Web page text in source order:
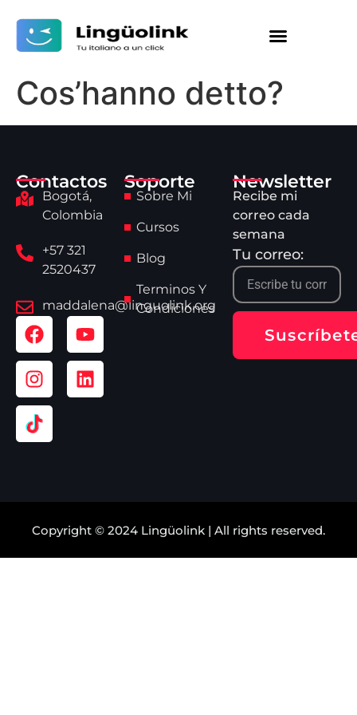
Cos’hanno detto?
Contactos
Bogotá,
Colombia
+57 321
2520437
maddalena@linguolink.org
Soporte
Sobre Mi
Cursos
Blog
Terminos Y
Condiciones
Newsletter
Recibe mi
correo cada
semana
Tu correo:
Copyright © 2024 Lingüolink | All rights reserved.